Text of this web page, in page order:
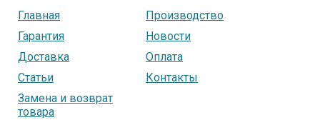
Главная
Производство
Гарантия
Новости
Доставка
Оплата
Статьи
Контакты
Замена и возврат
товара